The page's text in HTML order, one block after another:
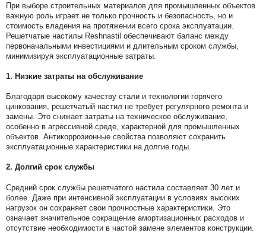
При выборе строительных материалов для промышленных объектов
важную роль играет не только прочность и безопасность, но и
стоимость владения на протяжении всего срока эксплуатации.
Решетчатые настилы Reshnastil обеспечивают баланс между
первоначальными инвестициями и длительным сроком службы,
минимизируя эксплуатационные затраты.
1. Низкие затраты на обслуживание
Благодаря высокому качеству стали и технологии горячего
цинкования, решетчатый настил не требует регулярного ремонта и
замены. Это снижает затраты на техническое обслуживание,
особенно в агрессивной среде, характерной для промышленных
объектов. Антикоррозионные свойства позволяют сохранить
эксплуатационные характеристики на долгие годы.
2. Долгий срок службы
Средний срок службы решетчатого настила составляет 30 лет и
более. Даже при интенсивной эксплуатации в условиях высоких
нагрузок он сохраняет свои прочностные характеристики. Это
означает значительное сокращение амортизационных расходов и
отсутствие необходимости в частой замене элементов конструкции.